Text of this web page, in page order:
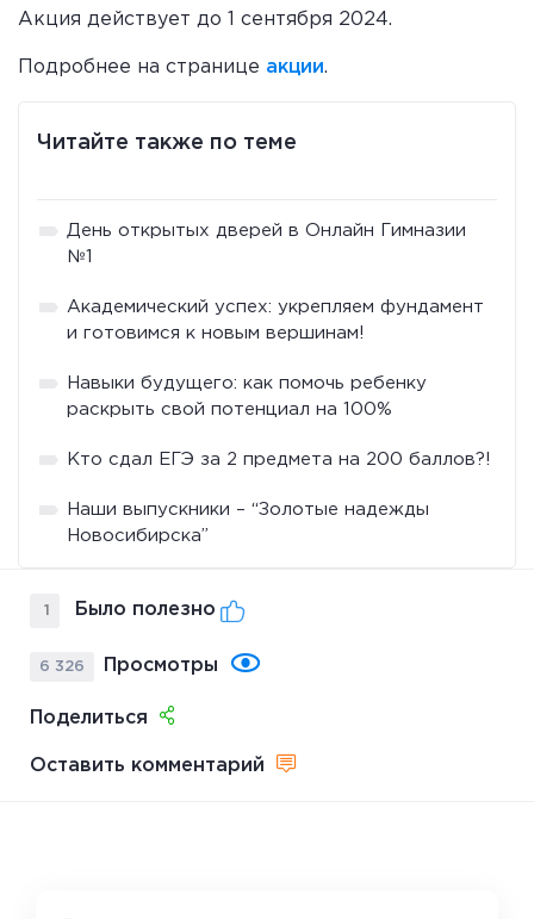
Акция действует до 1 сентября 2024.
Подробнее на странице акции.
Читайте также по теме
День открытых дверей в Онлайн Гимназии
№1
Академический успех: укрепляем фундамент
и готовимся к новым вершинам!
Навыки будущего: как помочь ребенку
раскрыть свой потенциал на 100%
Кто сдал ЕГЭ за 2 предмета на 200 баллов?!
Наши выпускники – “Золотые надежды
Новосибирска”
1 Было полезно
6 326 Просмотры
Поделиться
Оставить комментарий